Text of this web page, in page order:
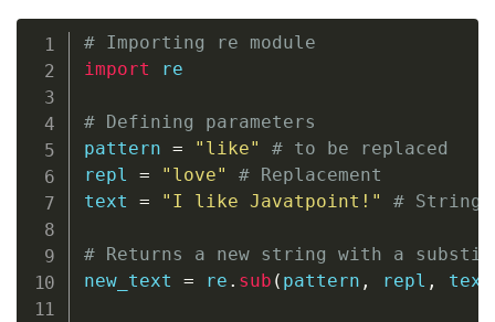
# Importing re module
import re
# Defining parameters
pattern = "like"
# to be replaced
repl = "love"
# Replacement
text = "I like Javatpoint!" # String
# Returns a new string with a
new_text = re . sub ( pattern , repl , text